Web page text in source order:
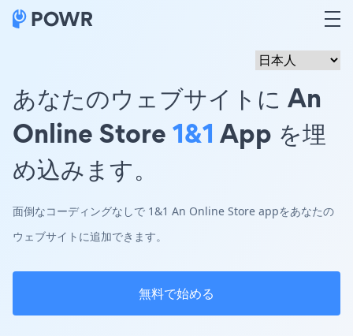
あなたのウェブサイトに An
Online Store1&1 App を埋
め込みます。
面倒なコーディングなしで 1&1 An Online Store appをあなたの
ウェブサイトに追加できます。
無料で始める